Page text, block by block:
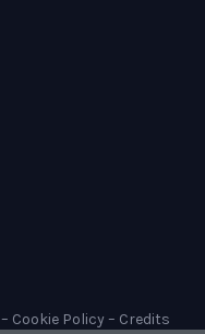
– Cookie Policy – Credits